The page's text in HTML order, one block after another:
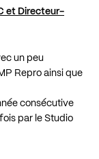
et Directeur-
un peu
Repro ainsi que
consécutive
par le Studio